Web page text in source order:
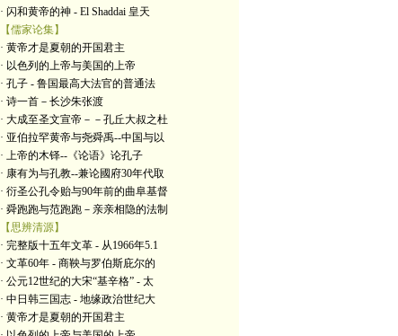
· 闪和黄帝的神 - El Shaddai 皇天
【儒家论集】
· 黄帝才是夏朝的开国君主
· 以色列的上帝与美国的上帝
· 孔子 - 鲁国最高大法官的普通法
· 诗一首－长沙朱张渡
· 大成至圣文宣帝－－孔丘大叔之杜
· 亚伯拉罕黄帝与尧舜禹--中国与以
· 上帝的木铎--《论语》论孔子
· 康有为与孔教--兼论國府30年代取
· 衍圣公孔令贻与90年前的曲阜基督
· 舜跑跑与范跑跑－亲亲相隐的法制
【思辨清源】
· 完整版十五年文革 - 从1966年5.1
· 文革60年 - 商鞅与罗伯斯庇尔的
· 公元12世纪的大宋“基辛格” - 太
· 中日韩三国志 - 地缘政治世纪大
· 黄帝才是夏朝的开国君主